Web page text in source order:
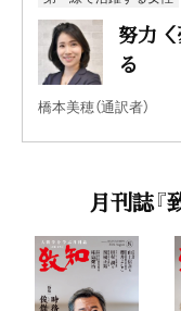
努力
る
橋本美穂（通訳者）
月刊誌『